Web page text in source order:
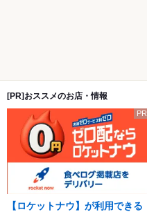
[PR]おススメのお店・情報
PR
【ロケットナウ】が利用できる